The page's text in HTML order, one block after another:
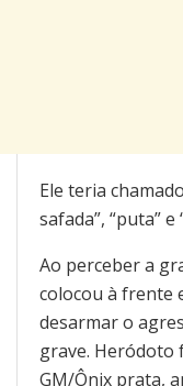
Ele teria
safada”, “puta”
Ao perceber a
colocou à frente
desarmar o
grave. Heródoto
GM/Ônix prata,